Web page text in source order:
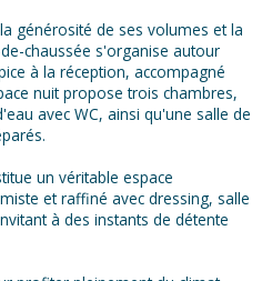
générosité de ses volumes et la
chaussée s'organise autour
à la réception, accompagné
nuit propose trois chambres,
avec WC, ainsi qu'une salle de
un véritable espace
et raffiné avec dressing, salle
à des instants de détente